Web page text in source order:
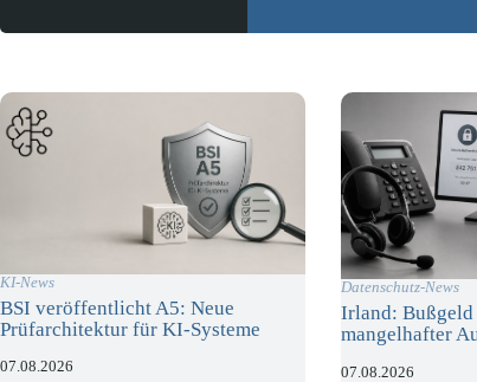
KI-News
BSI veröffentlicht A5: Neue
Prüfarchitektur für KI-Systeme
07.08.2026
Datenschutz-News
Irland: Bußgeld
mangelhafter
07.08.2026